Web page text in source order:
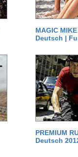
MAGIC
Deutsch |
PREMIUM
Deutsch